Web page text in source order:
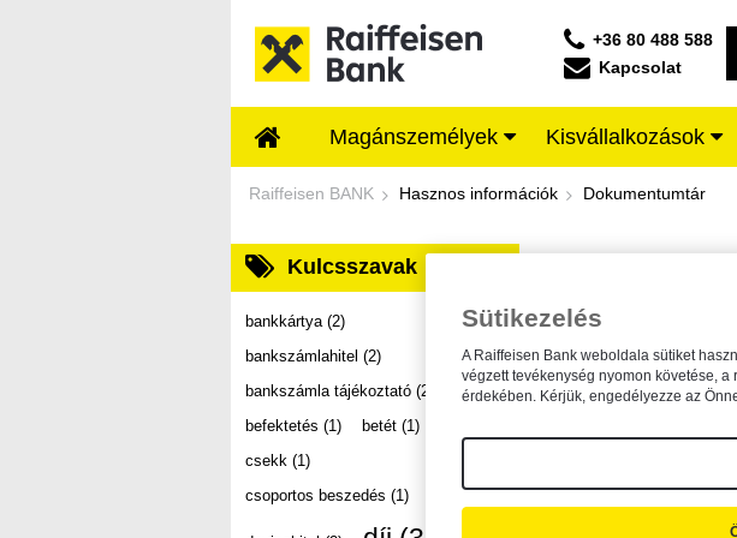
+36 80 488 588
Kapcsolat
Magánszemélyek Kisvállalkozások
Dokumentumtár - Raiffeisen BANK
Raiffeisen BANK Hasznos információk Dokumentumtár
Kulcsszavak
bankkártya (2)
bankszámlahitel (2)
bankszámla tájékoztató (2)
befektetés (1) betét (1)
csekk (1)
csoportos beszedés (1)
A dokumentum
Sütikezelés
A Raiffeisen Bank weboldala sütiket
végzett tevékenység nyomon követése,
érdekében. Kérjük, engedélyezze az